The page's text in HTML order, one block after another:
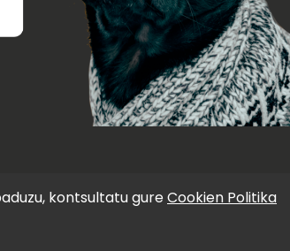
kontsultatu gureCookien Politika